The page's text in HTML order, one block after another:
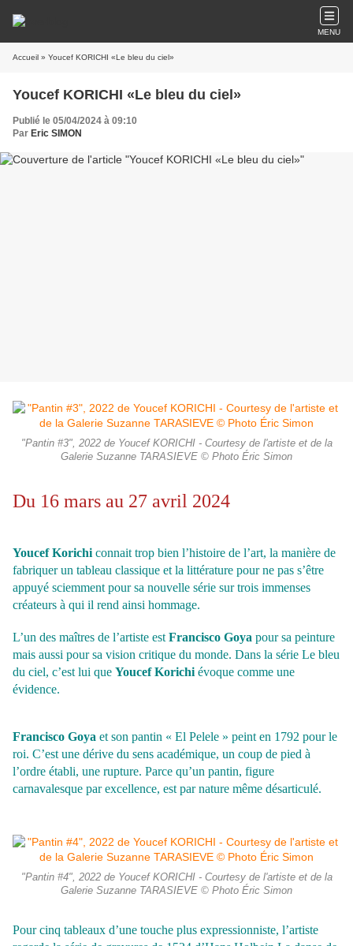
MENU
Accueil » Youcef KORICHI «Le bleu du ciel»
Youcef KORICHI «Le bleu du ciel»
Publié le 05/04/2024 à 09:10
Par Eric SIMON
"Pantin #3", 2022 de Youcef KORICHI - Courtesy de l'artiste et de la
Galerie Suzanne TARASIEVE © Photo Éric Simon
Du 16 mars au 27 avril 2024
Youcef Korichi connait trop bien l’histoire de l’art, la manière de
fabriquer un tableau classique et la littérature pour ne pas s’être
appuyé sciemment pour sa nouvelle série sur trois immenses
créateurs à qui il rend ainsi hommage.
L’un des maîtres de l’artiste est Francisco Goya pour sa peinture
mais aussi pour sa vision critique du monde. Dans la série Le bleu
du ciel, c’est lui que Youcef Korichi évoque comme une
évidence.
Francisco Goya et son pantin « El Pelele » peint en 1792 pour le
roi. C’est une dérive du sens académique, un coup de pied à
l’ordre établi, une rupture. Parce qu’un pantin, figure
carnavalesque par excellence, est par nature même désarticulé.
"Pantin #4", 2022 de Youcef KORICHI - Courtesy de l'artiste et de la
Galerie Suzanne TARASIEVE © Photo Éric Simon
Pour cinq tableaux d’une touche plus expressionniste, l’artiste